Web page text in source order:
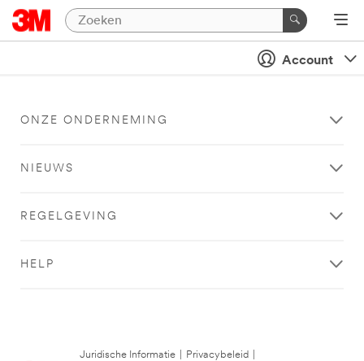
Account
ONZE ONDERNEMING
NIEUWS
REGELGEVING
HELP
Juridische Informatie Privacybeleid